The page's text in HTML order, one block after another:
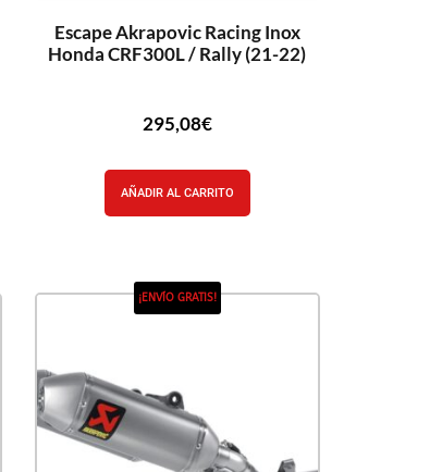
Escape Akrapovic Racing Inox
Honda CRF300L / Rally (21-22)
295,08€
AÑADIR AL CARRITO
¡ENVÍO GRATIS!